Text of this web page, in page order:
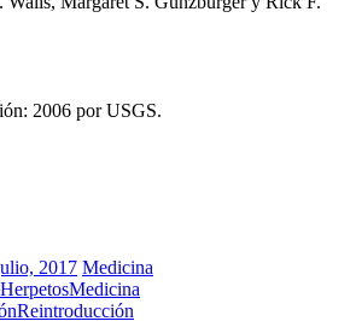
2006 por USGS.
2017 Medicina
HerpetosMedicina
Reintroducción